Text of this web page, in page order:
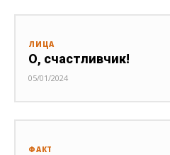
ЛИЦА
О, счастливчик!
05/01/2024
ФАКТ